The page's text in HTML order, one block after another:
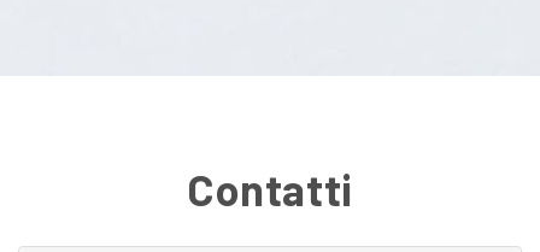
Contatti